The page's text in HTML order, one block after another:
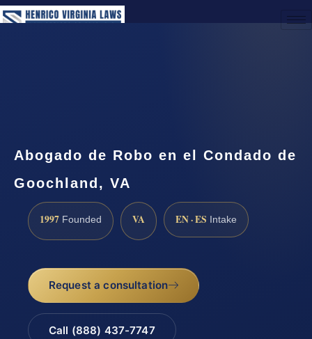
Abogado de Robo en el Condado de
Goochland, VA
1997 Founded VA EN · ES Intake
Request a consultation
Call (888) 437-7747